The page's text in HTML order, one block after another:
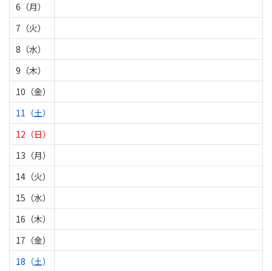
6（月）
7（火）
8（水）
9（木）
10（金）
11（土）
12（日）
13（月）
14（火）
15（水）
16（木）
17（金）
18（土）